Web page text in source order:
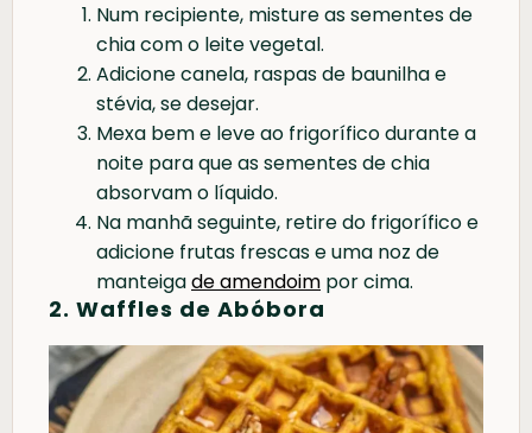
Num recipiente, misture as sementes de
chia com o leite vegetal.
Adicione canela, raspas de baunilha e
stévia, se desejar.
Mexa bem e leve ao frigorífico durante a
noite para que as sementes de chia
absorvam o líquido.
Na manhã seguinte, retire do frigorífico e
adicione frutas frescas e uma noz de
manteigade amendoim por cima.
2. Waffles de Abóbora